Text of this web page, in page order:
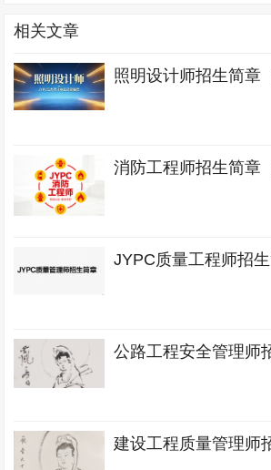
相关文章
照明设计师招生简章
消防工程师招生简章
JYPC质量工程师招
公路工程安全管理师
建设工程质量管理师